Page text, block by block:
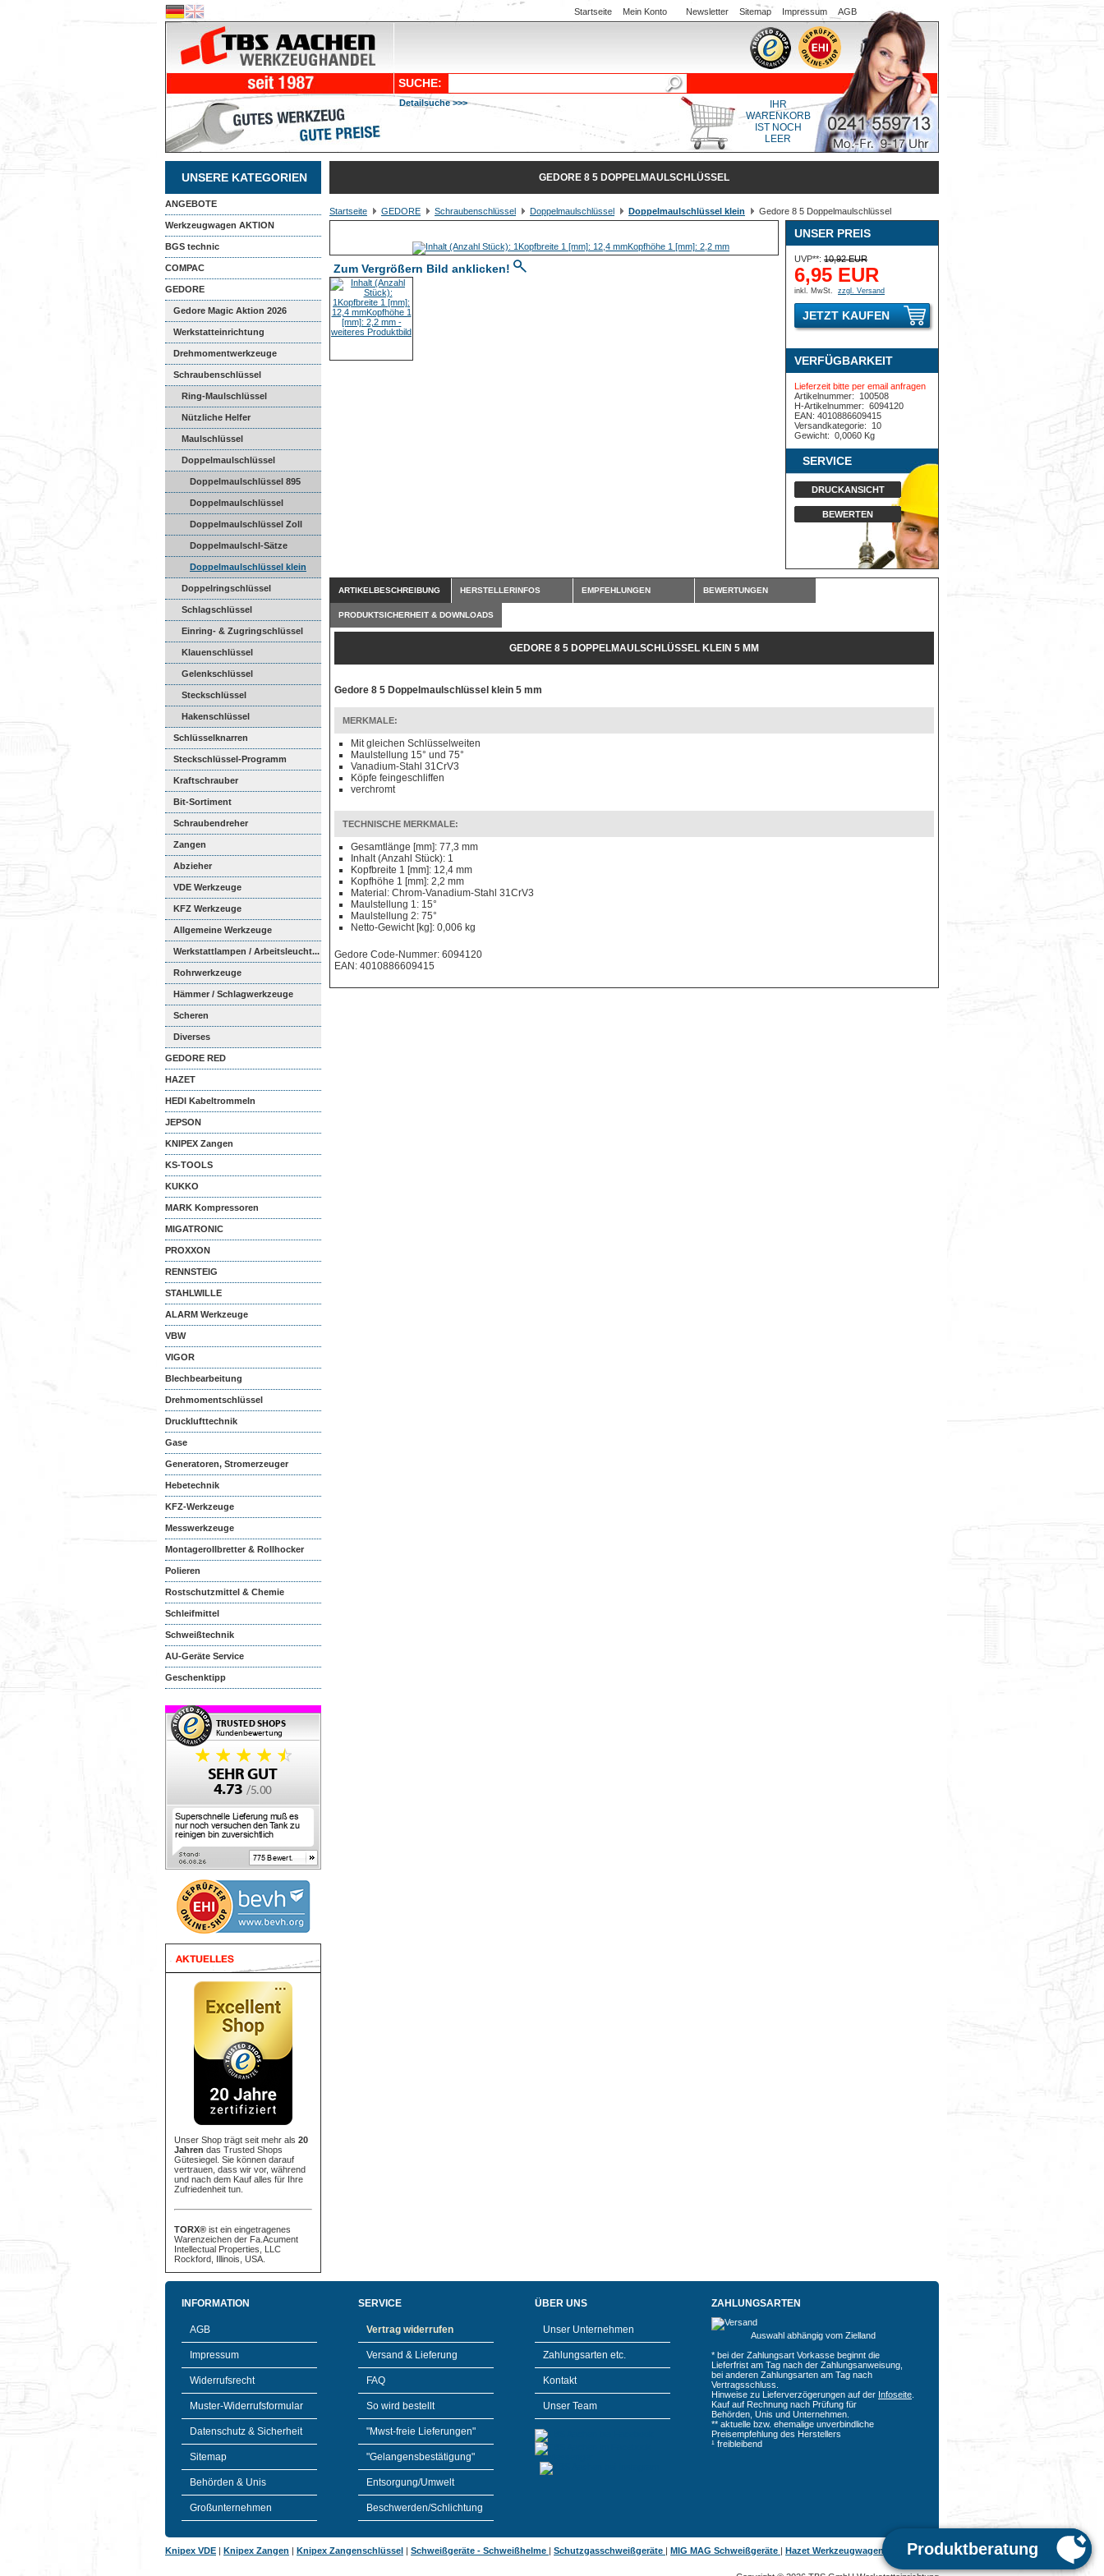
Startseite Mein Konto Newsletter Sitemap Impressum AGB
SUCHE:
Detailsuche >>>
IHR
WARENKORB
IST NOCH
LEER
UNSERE KATEGORIEN
ANGEBOTE
Werkzeugwagen AKTION
BGS technic
COMPAC
GEDORE
Gedore Magic Aktion 2026
Werkstatteinrichtung
Drehmomentwerkzeuge
Schraubenschlüssel
Ring-Maulschlüssel
Nützliche Helfer
Maulschlüssel
Doppelmaulschlüssel
Doppelmaulschlüssel 895
Doppelmaulschlüssel
Doppelmaulschlüssel Zoll
Doppelmaulschl-Sätze
Doppelmaulschlüssel klein
Doppelringschlüssel
Schlagschlüssel
Einring- & Zugringschlüssel
Klauenschlüssel
Gelenkschlüssel
Steckschlüssel
Hakenschlüssel
Schlüsselknarren
Steckschlüssel-Programm
Kraftschrauber
Bit-Sortiment
Schraubendreher
Zangen
Abzieher
VDE Werkzeuge
KFZ Werkzeuge
Allgemeine Werkzeuge
Werkstattlampen / Arbeitsleucht...
Rohrwerkzeuge
Hämmer / Schlagwerkzeuge
Scheren
Diverses
GEDORE RED
HAZET
HEDI Kabeltrommeln
JEPSON
KNIPEX Zangen
KS-TOOLS
KUKKO
MARK Kompressoren
MIGATRONIC
PROXXON
RENNSTEIG
STAHLWILLE
ALARM Werkzeuge
VBW
VIGOR
Blechbearbeitung
Drehmomentschlüssel
Drucklufttechnik
Gase
Generatoren, Stromerzeuger
Hebetechnik
KFZ-Werkzeuge
Messwerkzeuge
Montagerollbretter & Rollhocker
Polieren
Rostschutzmittel & Chemie
Schleifmittel
Schweißtechnik
AU-Geräte Service
Geschenktipp
Unser Shop trägt seit mehr als 20
Jahren das Trusted Shops
Gütesiegel. Sie können darauf
vertrauen, dass wir vor, während
und nach dem Kauf alles für Ihre
Zufriedenheit tun.
TORX® ist ein eingetragenes
Warenzeichen der Fa.Acument
Intellectual Properties, LLC
Rockford, Illinois, USA.
GEDORE 8 5 DOPPELMAULSCHLÜSSEL
Startseite GEDORE Schraubenschlüssel Doppelmaulschlüssel Doppelmaulschlüssel klein Gedore 8 5 Doppelmaulschlüssel
Zum Vergrößern Bild anklicken!
UNSER PREIS
UVP**: 10,92 EUR
6,95 EUR
inkl. MwSt. zzgl. Versand
JETZT KAUFEN
VERFÜGBARKEIT
Lieferzeit bitte per email anfragen
Artikelnummer:
100508
H-Artikelnummer: 6094120
EAN: 4010886609415
Versandkategorie:
10
Gewicht: 0,0060 Kg
SERVICE
DRUCKANSICHT
BEWERTEN
ARTIKELBESCHREIBUNG HERSTELLERINFOS EMPFEHLUNGEN BEWERTUNGEN
PRODUKTSICHERHEIT & DOWNLOADS
GEDORE 8 5 DOPPELMAULSCHLÜSSEL KLEIN 5 MM
Gedore 8 5 Doppelmaulschlüssel klein 5 mm
MERKMALE:
Mit gleichen Schlüsselweiten
Maulstellung 15° und 75°
Vanadium-Stahl 31CrV3
Köpfe feingeschliffen
verchromt
TECHNISCHE MERKMALE:
Gesamtlänge [mm]: 77,3 mm
Inhalt (Anzahl Stück): 1
Kopfbreite 1 [mm]: 12,4 mm
Kopfhöhe 1 [mm]: 2,2 mm
Material: Chrom-Vanadium-Stahl 31CrV3
Maulstellung 1: 15°
Maulstellung 2: 75°
Netto-Gewicht [kg]: 0,006 kg
Gedore Code-Nummer: 6094120
EAN: 4010886609415
INFORMATION
AGB
Impressum
Widerrufsrecht
Muster-Widerrufsformular
Datenschutz & Sicherheit
Sitemap
Behörden & Unis
Großunternehmen
SERVICE
Vertrag widerrufen
Versand & Lieferung
FAQ
So wird bestellt
"Mwst-freie Lieferungen"
"Gelangensbestätigung"
Entsorgung/Umwelt
Beschwerden/Schlichtung
ÜBER UNS
Unser Unternehmen
Zahlungsarten etc.
Kontakt
Unser Team
ZAHLUNGSARTEN
Auswahl abhängig vom Zielland
* bei der Zahlungsart Vorkasse beginnt die
Lieferfrist am Tag nach der Zahlungsanweisung,
bei anderen Zahlungsarten am Tag nach
Vertragsschluss.
Hinweise zu Lieferverzögerungen auf der Infoseite
Kauf auf Rechnung nach Prüfung für
Behörden, Unis und Unternehmen.
** aktuelle bzw. ehemalige unverbindliche
Preisempfehlung des Herstellers
¹ freibleibend
Knipex VDE | Knipex Zangen | Knipex Zangenschlüssel | Schweißgeräte - Schweißhelme | Schutzgasschweißgeräte | MIG MAG Schweißgeräte | Hazet Werkzeugwagen